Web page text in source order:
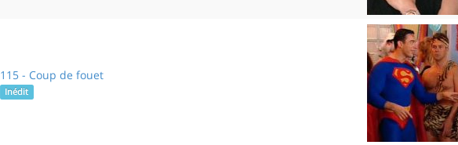
115 - Coup de fouet
Inédit